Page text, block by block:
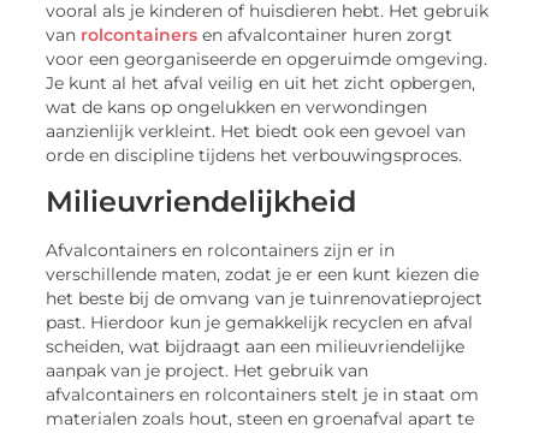
vooral als je kinderen of huisdieren hebt. Het gebruik
van rolcontainers en afvalcontainer huren zorgt
voor een georganiseerde en opgeruimde omgeving.
Je kunt al het afval veilig en uit het zicht opbergen,
wat de kans op ongelukken en verwondingen
aanzienlijk verkleint. Het biedt ook een gevoel van
orde en discipline tijdens het verbouwingsproces.
Milieuvriendelijkheid
Afvalcontainers en rolcontainers zijn er in
verschillende maten, zodat je er een kunt kiezen die
het beste bij de omvang van je tuinrenovatieproject
past. Hierdoor kun je gemakkelijk recyclen en afval
scheiden, wat bijdraagt aan een milieuvriendelijke
aanpak van je project. Het gebruik van
afvalcontainers en rolcontainers stelt je in staat om
materialen zoals hout, steen en groenafval apart te